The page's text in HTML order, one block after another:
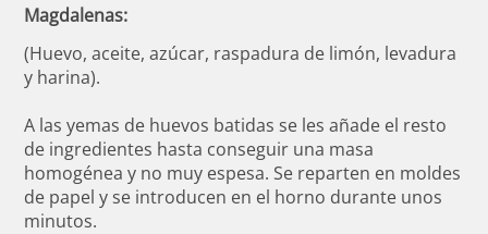
Magdalenas:
(Huevo, aceite, azúcar, raspadura de limón, levadura
y harina).
A las yemas de huevos batidas se les añade el resto
de ingredientes hasta conseguir una masa
homogénea y no muy espesa. Se reparten en moldes
de papel y se introducen en el horno durante unos
minutos.